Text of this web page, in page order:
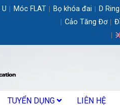
Móc FLAT Bọ khóa đai D Ring
Cảo Tăng Đơ
TUYỂN DỤNG LIÊN HỆ